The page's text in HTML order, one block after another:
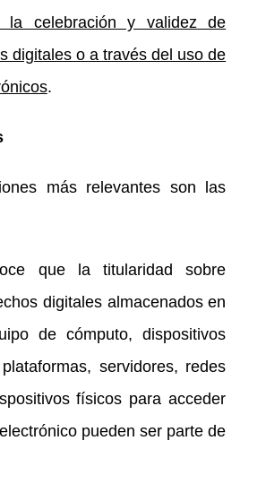
la celebración y validez de
digitales o a través del uso de
.
más relevantes son las
que la titularidad sobre
digitales almacenados en
de cómputo, dispositivos
servidores, redes
físicos para acceder
pueden ser parte de